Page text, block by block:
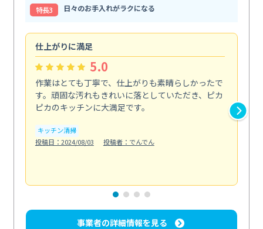
特⻑3
日々のお手入れがラクになる
仕上がりに満足
5.0
作業はとても丁寧で、仕上がりも素晴らしかったで
す。頑固な汚れもきれいに落としていただき、ピカ
ピカのキッチンに大満足です。
キッチン清掃
投稿日：2024/08/03
投稿者：でんでん
事業者の詳細情報を見る